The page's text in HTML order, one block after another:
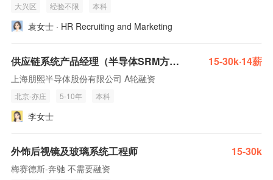
大兴区 经验不限 本科
袁女士 · HR Recruiting and Marketing
供应链系统产品经理（半导体SRM方向） 15-30k·14薪
上海朋熙半导体股份有限公司 A轮融资
北京-亦庄 5-10年 本科
李女士
外饰后视镜及玻璃系统工程师 15-30k
梅赛德斯-奔驰 不需要融资